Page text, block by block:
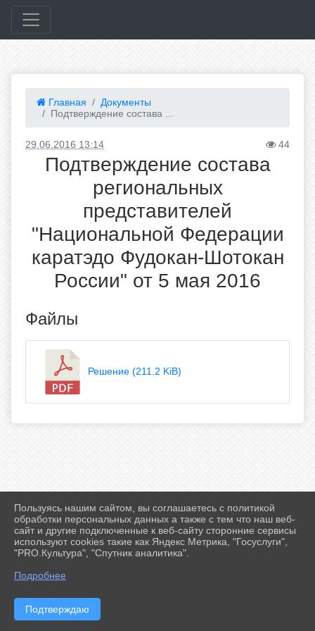
Главная
Документы
Подтверждение состава ...
29.06.2016 13:14 44
Подтверждение состава
региональных
представителей
"Национальной Федерации
каратэдо Фудокан-Шотокан
России" от 5 мая 2016
Файлы
Решение (211.2 KiB)
2026 г. ff-karate.ru
Вход
Карта сайта
Политика обработки персональных данных
Сделано на KubCMS
Пользуясь нашим сайтом, вы соглашаетесь с политикой
обработки персональных данных а также с тем что наш веб-
сайт и другие подключенные к веб-сайту сторонние сервисы
используют cookies такие как Яндекс Метрика, "Госуслуги",
"PRO.Культура", "Спутник аналитика".
Подробнее
Подтверждаю